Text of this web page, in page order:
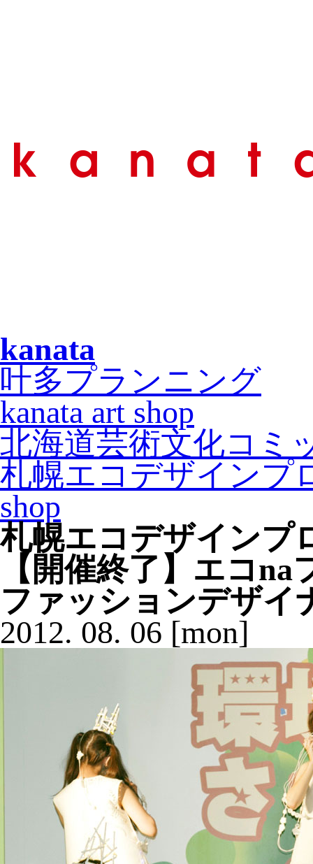
kanata
叶多プランニング
kanata art shop
北海道芸術文化コミ
札幌エコデザインプ
shop
札幌エコデザインプ
【開催終了】エコ
ファッションデザイ
2012. 08. 06 [mon]